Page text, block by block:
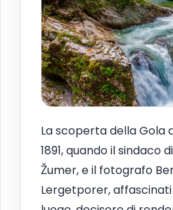
La scoperta della Gola
1891, quando il sindaco
Žumer, e il fotografo
Lergetporer,